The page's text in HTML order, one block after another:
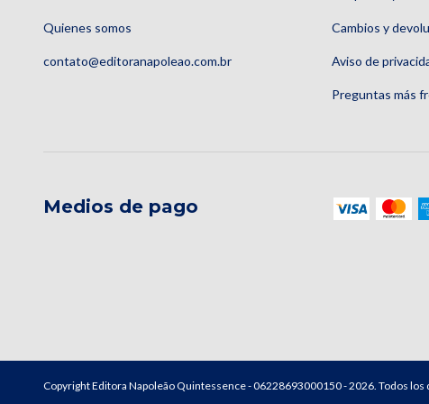
Quienes somos
contato@editoranapoleao.com.br
Cambios y
Aviso de
Preguntas más
Medios de pago
Copyright Editora Napoleão Quintessence - 06228693000150 - 2026. Todos los